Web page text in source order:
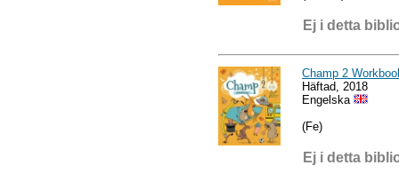
Ej i detta
Champ 2
Häftad, 2018
Engelska
(Fe)
Ej i detta